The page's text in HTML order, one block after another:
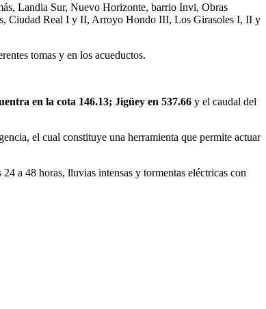
Landia Sur, Nuevo Horizonte, barrio Invi, Obras
Ciudad Real I y II, Arroyo Hondo III, Los Girasoles I, II y
tomas y en los acueductos.
en la cota 146.13; Jigüey en 537.66 y el caudal del
el cual constituye una herramienta que permite actuar
a 48 horas, lluvias intensas y tormentas eléctricas con